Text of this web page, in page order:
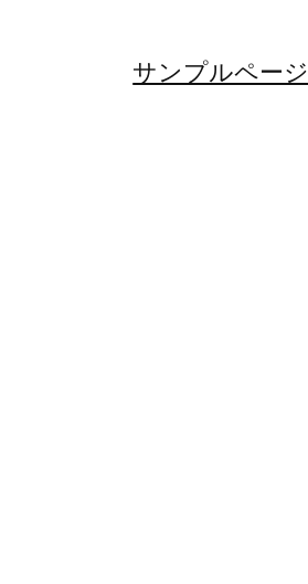
サンプルページ